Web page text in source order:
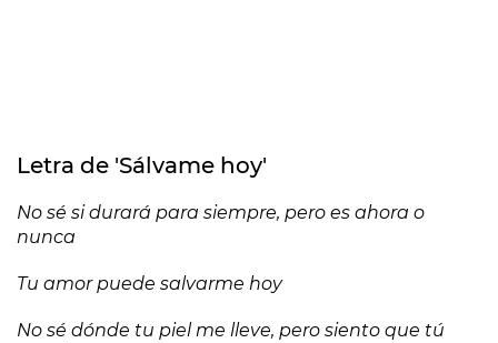
Letra de 'Sálvame hoy'
No sé si durará para siempre, pero es ahora o
nunca
Tu amor puede salvarme hoy
No sé dónde tu piel me lleve, pero siento que tú